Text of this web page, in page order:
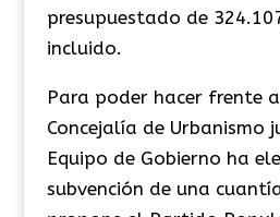
presupuestado de
incluido.
Para poder hacer frente
Concejalía de Urbanismo
Equipo de Gobierno ha
subvención de una